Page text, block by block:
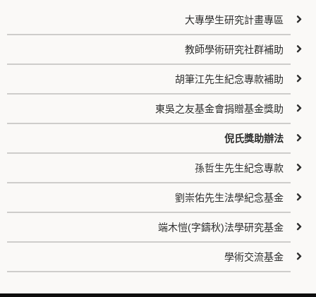
大專學生研究計畫專區
教師學術研究社群補助
胡筆江先生紀念專款補助
東吳之友基金會捐贈基金獎助
倪氏獎助辦法
孫哲生先生紀念專款
劉崇佑先生法學紀念基金
端木愷(字鑄秋)法學研究基金
學術交流基金